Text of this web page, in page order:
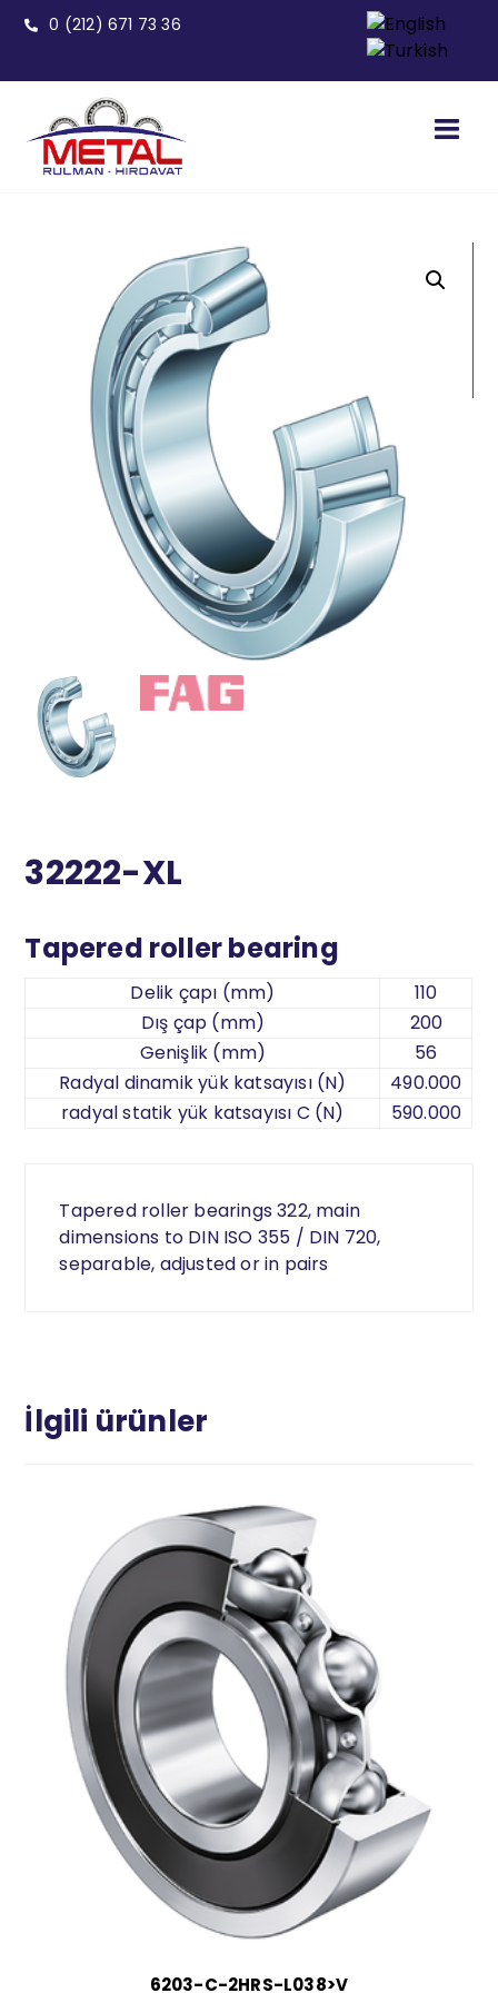
0 (212) 671 73 36
32222-XL
Tapered roller bearing
Delik çapı (mm)
110
Dış çap (mm)
200
Genişlik (mm)
56
Radyal dinamik yük katsayısı (N)
490.000
radyal statik yük katsayısı C (N)
590.000
Tapered roller bearings 322, main
dimensions to DIN ISO 355 / DIN 720,
separable, adjusted or in pairs
İlgili ürünler
6203-C-2HRS-L038>V